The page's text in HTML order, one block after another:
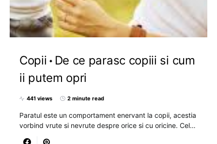
Copii
De ce parasc copiii si cum
ii putem opri
441 views 2 minute read
Paratul este un comportament enervant la copii, acestia
vorbind vrute si nevrute despre orice si cu oricine. Cel…